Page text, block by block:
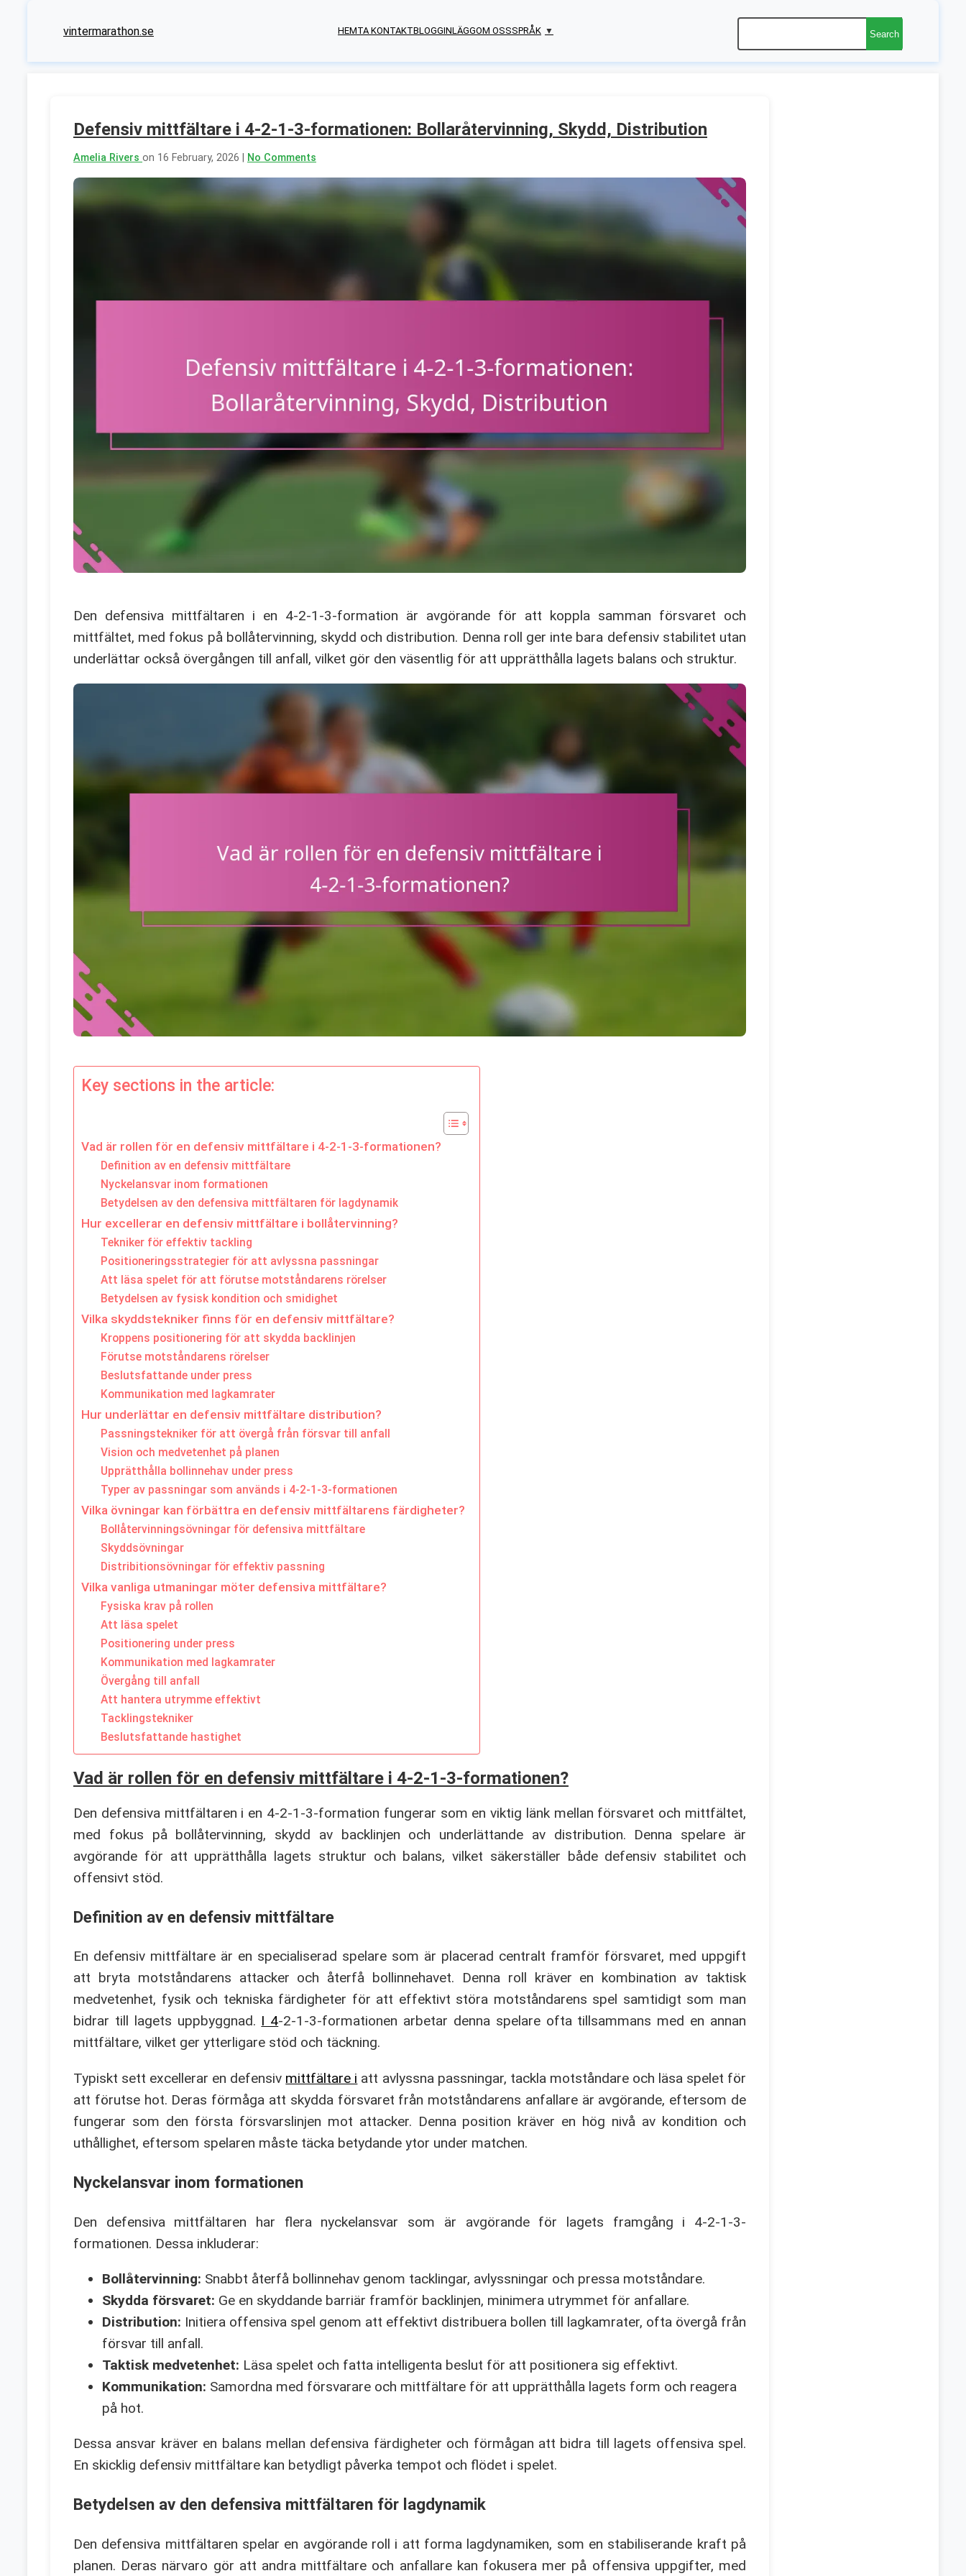
vintermarathon.se HEMTA KONTAKTBLOGGINLÄGGOM OSSSPRÅK ▼ Search
Defensiv mittfältare i 4-2-1-3-formationen: Bollaråtervinning, Skydd, Distribution
Amelia Rivers on 16 February, 2026 | No Comments
Den defensiva mittfältaren i en 4-2-1-3-formation är avgörande för att koppla samman försvaret och
mittfältet, med fokus på bollåtervinning, skydd och distribution. Denna roll ger inte bara defensiv stabilitet utan
underlättar också övergången till anfall, vilket gör den väsentlig för att upprätthålla lagets balans och struktur.
Key sections in the article:
Vad är rollen för en defensiv mittfältare i 4-2-1-3-formationen?
Definition av en defensiv mittfältare
Nyckelansvar inom formationen
Betydelsen av den defensiva mittfältaren för lagdynamik
Hur excellerar en defensiv mittfältare i bollåtervinning?
Tekniker för effektiv tackling
Positioneringsstrategier för att avlyssna passningar
Att läsa spelet för att förutse motståndarens rörelser
Betydelsen av fysisk kondition och smidighet
Vilka skyddstekniker finns för en defensiv mittfältare?
Kroppens positionering för att skydda backlinjen
Förutse motståndarens rörelser
Beslutsfattande under press
Kommunikation med lagkamrater
Hur underlättar en defensiv mittfältare distribution?
Passningstekniker för att övergå från försvar till anfall
Vision och medvetenhet på planen
Upprätthålla bollinnehav under press
Typer av passningar som används i 4-2-1-3-formationen
Vilka övningar kan förbättra en defensiv mittfältarens färdigheter?
Bollåtervinningsövningar för defensiva mittfältare
Skyddsövningar
Distribitionsövningar för effektiv passning
Vilka vanliga utmaningar möter defensiva mittfältare?
Fysiska krav på rollen
Att läsa spelet
Positionering under press
Kommunikation med lagkamrater
Övergång till anfall
Att hantera utrymme effektivt
Tacklingstekniker
Beslutsfattande hastighet
Vad är rollen för en defensiv mittfältare i 4-2-1-3-formationen?
Den defensiva mittfältaren i en 4-2-1-3-formation fungerar som en viktig länk mellan försvaret och mittfältet,
med fokus på bollåtervinning, skydd av backlinjen och underlättande av distribution. Denna spelare är
avgörande för att upprätthålla lagets struktur och balans, vilket säkerställer både defensiv stabilitet och
offensivt stöd.
Definition av en defensiv mittfältare
En defensiv mittfältare är en specialiserad spelare som är placerad centralt framför försvaret, med uppgift
att bryta motståndarens attacker och återfå bollinnehavet. Denna roll kräver en kombination av taktisk
medvetenhet, fysik och tekniska färdigheter för att effektivt störa motståndarens spel samtidigt som man
bidrar till lagets uppbyggnad. I 4-2-1-3-formationen arbetar denna spelare ofta tillsammans med en annan
mittfältare, vilket ger ytterligare stöd och täckning.
Typiskt sett excellerar en defensiv mittfältare i att avlyssna passningar, tackla motståndare och läsa spelet för
att förutse hot. Deras förmåga att skydda försvaret från motståndarens anfallare är avgörande, eftersom de
fungerar som den första försvarslinjen mot attacker. Denna position kräver en hög nivå av kondition och
uthållighet, eftersom spelaren måste täcka betydande ytor under matchen.
Nyckelansvar inom formationen
Den defensiva mittfältaren har flera nyckelansvar som är avgörande för lagets framgång i 4-2-1-3-
formationen. Dessa inkluderar:
Bollåtervinning: Snabbt återfå bollinnehav genom tacklingar, avlyssningar och pressa motståndare.
Skydda försvaret: Ge en skyddande barriär framför backlinjen, minimera utrymmet för anfallare.
Distribution: Initiera offensiva spel genom att effektivt distribuera bollen till lagkamrater, ofta övergå från
försvar till anfall.
Taktisk medvetenhet: Läsa spelet och fatta intelligenta beslut för att positionera sig effektivt.
Kommunikation: Samordna med försvarare och mittfältare för att upprätthålla lagets form och reagera
på hot.
Dessa ansvar kräver en balans mellan defensiva färdigheter och förmågan att bidra till lagets offensiva spel.
En skicklig defensiv mittfältare kan betydligt påverka tempot och flödet i spelet.
Betydelsen av den defensiva mittfältaren för lagdynamik
Den defensiva mittfältaren spelar en avgörande roll i att forma lagdynamiken, som en stabiliserande kraft på
planen. Deras närvaro gör att andra mittfältare och anfallare kan fokusera mer på offensiva uppgifter, med